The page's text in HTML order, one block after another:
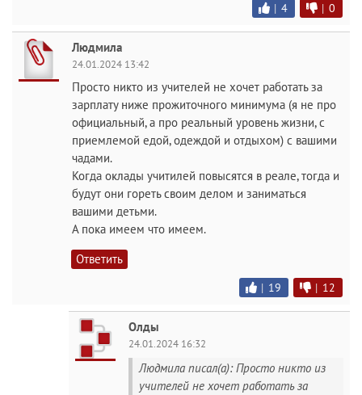
| 4 | 0
Людмила
24.01.2024 13:42
Просто никто из учителей не хочет работать за
зарплату ниже прожиточного минимума (я не про
официальный, а про реальный уровень жизни, с
приемлемой едой, одеждой и отдыхом) с вашими
чадами.
Когда оклады учитилей повысятся в реале, тогда и
будут они гореть своим делом и заниматься
вашими детьми.
А пока имеем что имеем.
Ответить
| 19 | 12
Олды
24.01.2024 16:32
Людмила писал(а): Просто никто из
учителей не хочет работать за